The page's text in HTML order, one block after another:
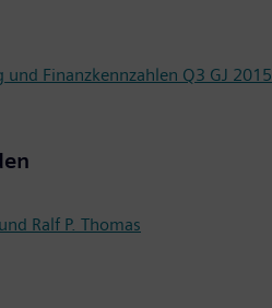
Finanzkennzahlen Q3 GJ 2015
Ralf P. Thomas